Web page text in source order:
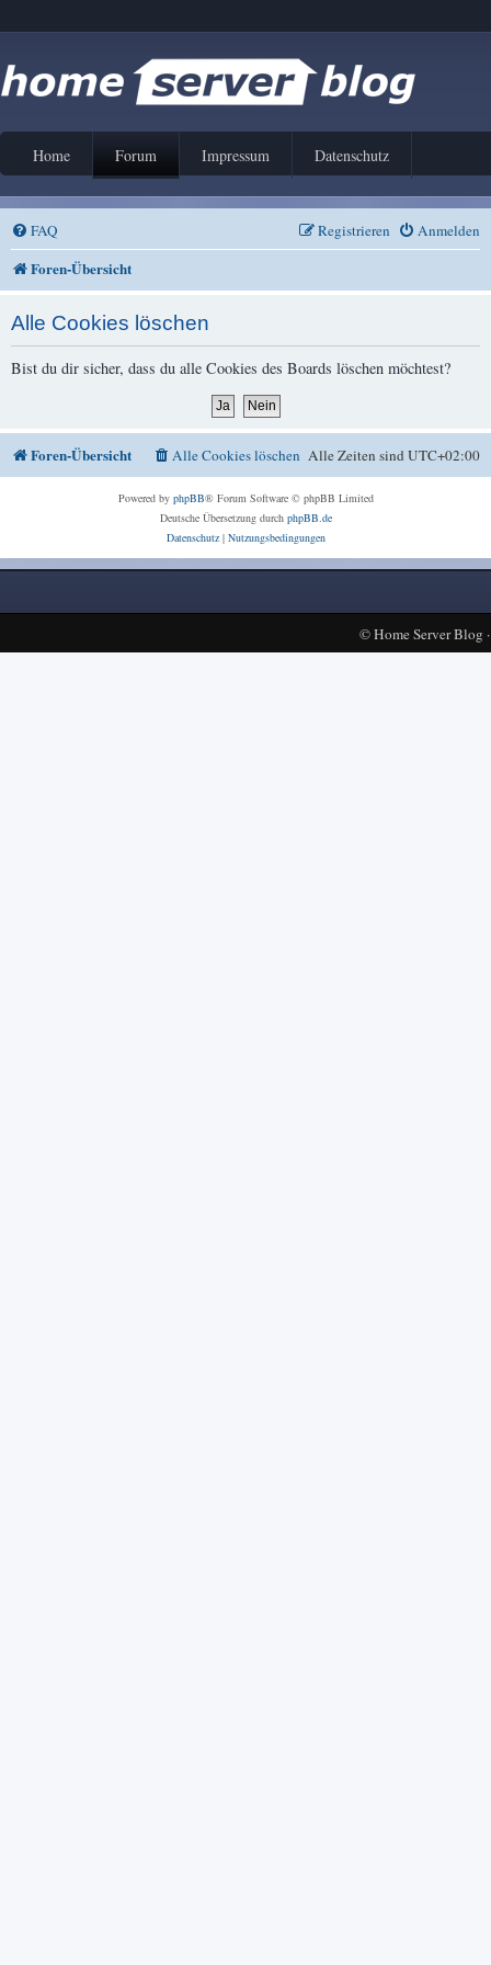
Home Forum Impressum Datenschutz
FAQ Anmelden
Registrieren
Foren-Übersicht
Alle Cookies löschen
Bist du dir sicher, dass du alle Cookies des Boards löschen möchtest?
Foren-Übersicht Alle Zeiten sindUTC+02:00
Alle Cookies löschen
Powered by phpBB® Forum Software © phpBB Limited
Deutsche Übersetzung durch phpBB.de
Datenschutz| Nutzungsbedingungen
©Home Server Blog